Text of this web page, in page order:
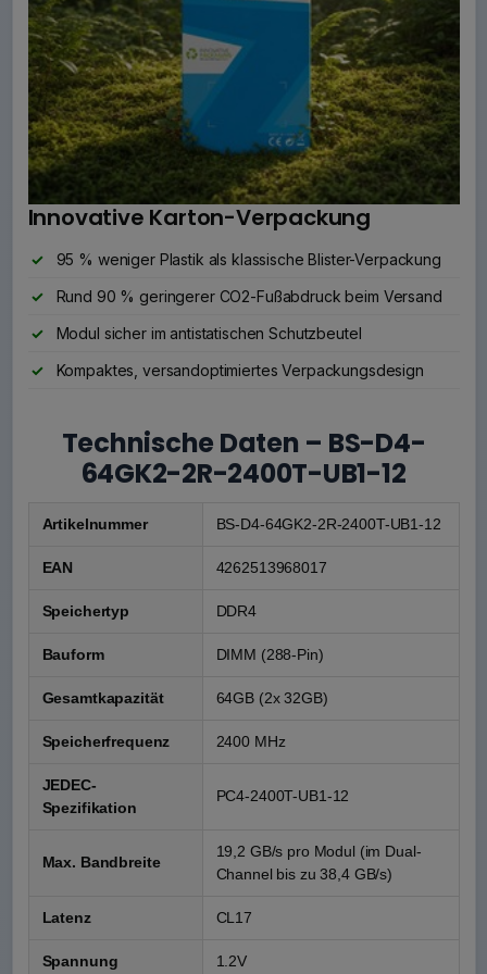
Innovative Karton-Verpackung
95 % weniger Plastik als klassische Blister-Verpackung
Rund 90 % geringerer CO2-Fußabdruck beim Versand
Modul sicher im antistatischen Schutzbeutel
Kompaktes, versandoptimiertes Verpackungsdesign
Technische Daten – BS-D4-
64GK2-2R-2400T-UB1-12
Artikelnummer BS-D4-64GK2-2R-2400T-UB1-12
EAN 4262513968017
Speichertyp DDR4
Bauform DIMM (288-Pin)
Gesamtkapazität 64GB (2x 32GB)
Speicherfrequenz 2400 MHz
JEDEC-
Spezifikation
PC4-2400T-UB1-12
Max. Bandbreite
19,2 GB/s pro Modul (im Dual-
Channel bis zu 38,4 GB/s)
Latenz CL17
Spannung 1.2V